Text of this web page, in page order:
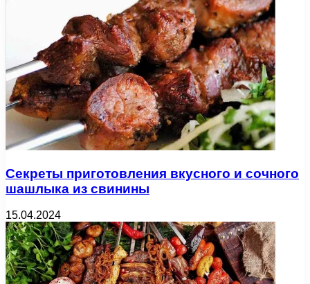
Секреты приготовления вкусного и сочного
шашлыка из свинины
15.04.2024